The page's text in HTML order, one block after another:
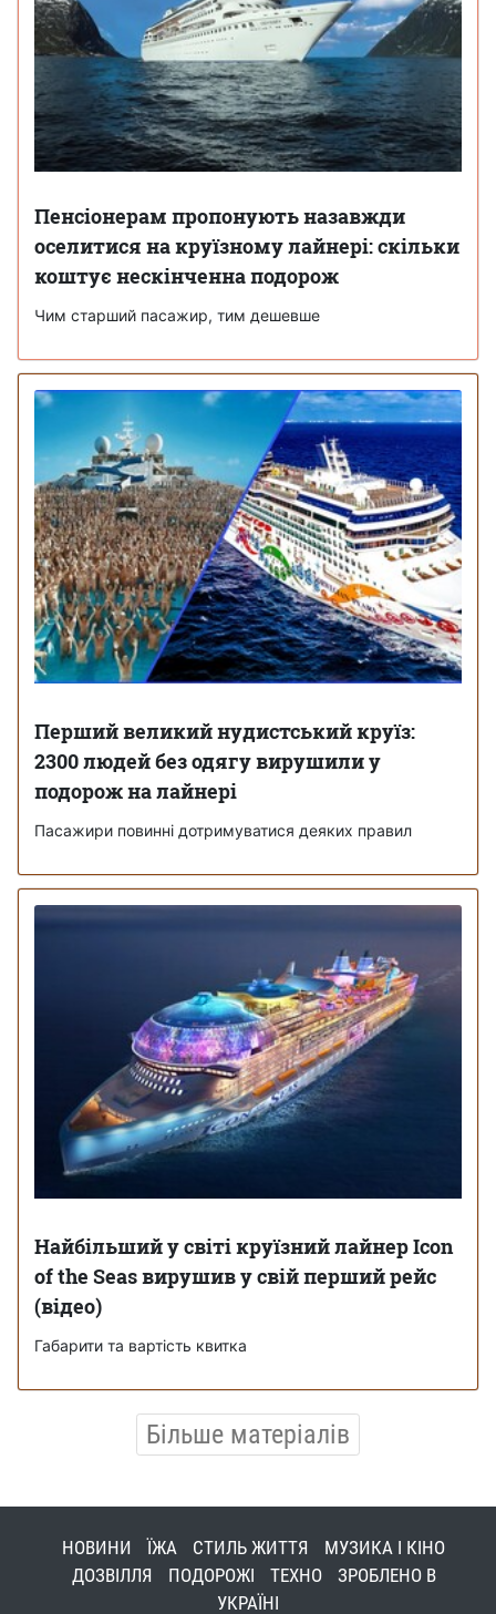
Пенсіонерам пропонують назавжди
оселитися на круїзному лайнері: скільки
коштує нескінченна подорож
Чим старший пасажир, тим дешевше
Перший великий нудистський круїз:
2300 людей без одягу вирушили у
подорож на лайнері
Пасажири повинні дотримуватися деяких правил
Найбільший у світі круїзний лайнер Icon
of the Seas вирушив у свій перший рейс
(відео)
Габарити та вартість квитка
Більше матеріалів
НОВИНИ ЇЖА СТИЛЬ ЖИТТЯ
МУЗИКА І КІНО
ДОЗВІЛЛЯ
ПОДОРОЖІ ТЕХНО
ЗРОБЛЕНО В
УКРАЇНІ